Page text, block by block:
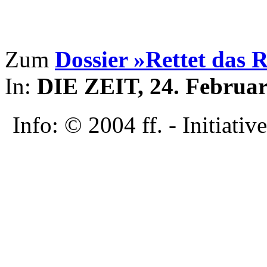
Zum Dossier »Rettet das
In: DIE ZEIT, 24.
Info: © 2004 ff. -